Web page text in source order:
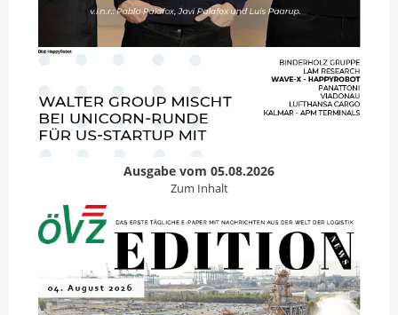
Ausgabe vom 05.08.2026
Zum Inhalt